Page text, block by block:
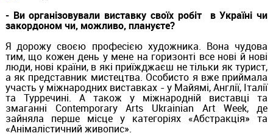
- Ви організовували виставку своїх робіт в Україні чи
закордоном чи, можливо, плануєте?
Я дорожу своєю професією художника. Вона чудова
тим, що кожен день у мене на горизонті все нові й нові
люди, нові країни, в які приїжджаєш не тільки як турист,
а як представник мистецтва. Особисто я вже приймала
участь у міжнародних виставках - у Майямі, Англії, Італії
та Турречині. А також у міжнародній виставці та
змаганні Contemporary Arts Ukrainian Art Week, де
зайняла перше місце у категоріях «Абстракція» та
«Анімалістичний живопис».